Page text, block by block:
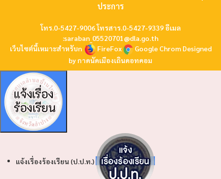
ประการ
โทร.0-5427-9006 โทรสาร.0-5427-9339 อีเมล
:saraban_05520701@dla.go.th
เว็บไซต์นี้เหมาะสำหรับn
FireFox Google Chrom Designed
byกาดนัดเมืองเถินดอทคอม
แจ้งเรื่องร้องเรียน (ป.ป.ท.)